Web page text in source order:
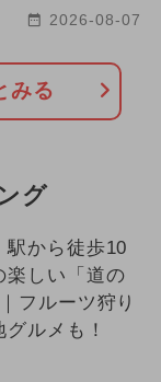
2026-08-07
みる
グ
駅から徒歩10
楽しい「道の
フルーツ狩り
ルメも！